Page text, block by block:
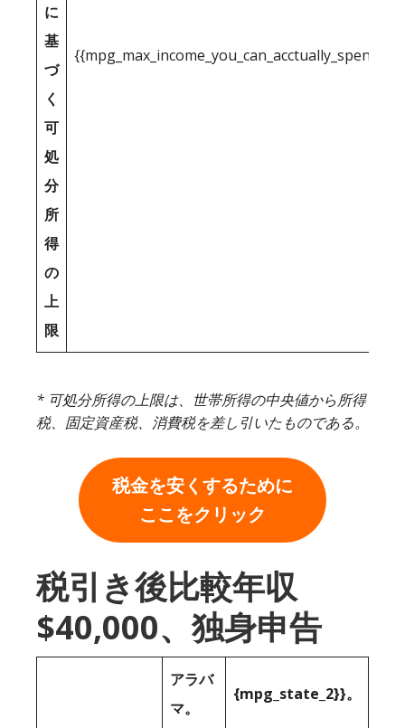
に
基
づ
く
可
処
分
所
得
の
上
限
* 可処分所得の上限は、世帯所得の中央値から所得
税、固定資産税、消費税を差し引いたものである。
税金を安くするために
ここをクリック
税引き後比較年収
$40,000、独身申告
アラバ
マ。
{mpg_state_2}}。